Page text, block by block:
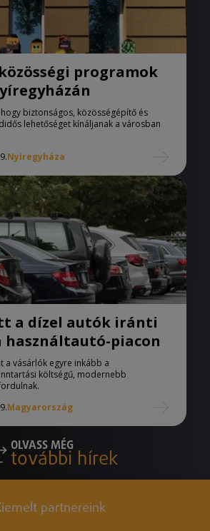
programok
biztonságos, közösségépítő és
lehetőséget kínáljanak a városban
Nyíregyháza
a dízel autók iránti
használtautó-piacon
a vásárlók egyre inkább a
költségű, modernebb
Magyarország
OLVASS MÉG
további hírek
partnereink